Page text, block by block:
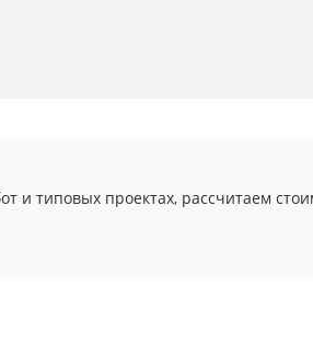
и типовых проектах, рассчитаем